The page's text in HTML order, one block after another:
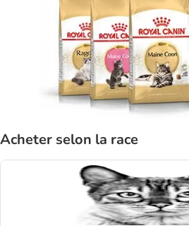
Acheter selon la race